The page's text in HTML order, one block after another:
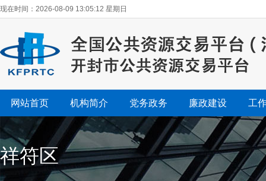
现在时间：2026-08-09 13:05:13 星期日
网站首页 机构简介 党务政务 廉政建设 工
祥符区